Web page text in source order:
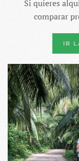
Si quieres
comparar
IR